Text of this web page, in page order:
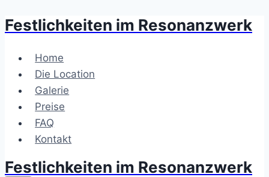
Zum
springen
Festlichkeiten im Resonanzwerk
Home
Die Location
Galerie
Preise
FAQ
Kontakt
Festlichkeiten im Resonanzwerk